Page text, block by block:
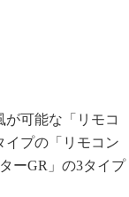
可能な「リモコ
イプの「リモコン
ーGR」の3タイプ